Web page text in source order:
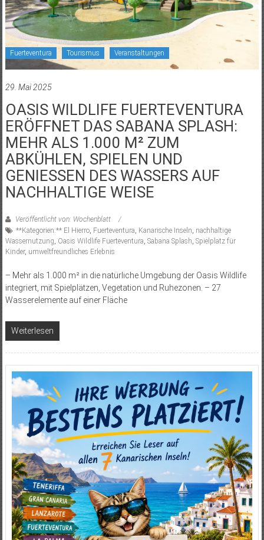
Fuerteventura Tourismus Veranstaltungen
29. Mai 2025
OASIS WILDLIFE FUERTEVENTURA
ERÖFFNET DAS SABANA SPLASH:
MEHR ALS 1.000 M² ZUM
ABKÜHLEN, SPIELEN UND
GENIESSEN DES WASSERS AUF
NACHHALTIGE WEISE
Veröffentlicht von: Wochenblatt
**Kategorien:** El Hierro, Fuerteventura, Kanarische Inseln, nachhaltige
Wassernutzung, Oasis Wildlife Fuerteventura, Sabana Splash, Spielplatz für
Kinder, umweltfreundliches Erlebnis
– Mehr als 1.000 m² in die natürliche Umgebung der Oasis Wildlife
integriert, mit Spielplätzen, Vegetation und Ruhezonen. – 27
Wasserelemente auf einer Fläche
Weiterlesen